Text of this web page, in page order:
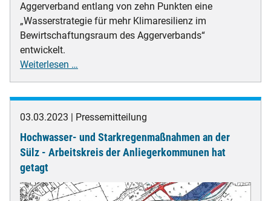
Aggerverband entlang von zehn Punkten eine
„Wasserstrategie für mehr Klimaresilienz im
Bewirtschaftungsraum des Aggerverbands“
entwickelt.
Weiterlesen …
im
Bewirtschaftungsraum
des
03.03.2023 Pressemitteilung
Hochwasser- und Starkregenmaßnahmen an der
Sülz - Arbeitskreis der Anliegerkommunen hat
getagt